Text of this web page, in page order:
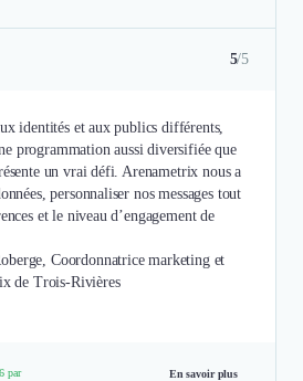
5/5
identités et aux publics différents,
programmation aussi diversifiée que
un vrai défi. Arenametrix nous a
personnaliser nos messages tout
et le niveau d’engagement de
Coordonnatrice marketing et
de Trois-Rivières
par En savoir plus